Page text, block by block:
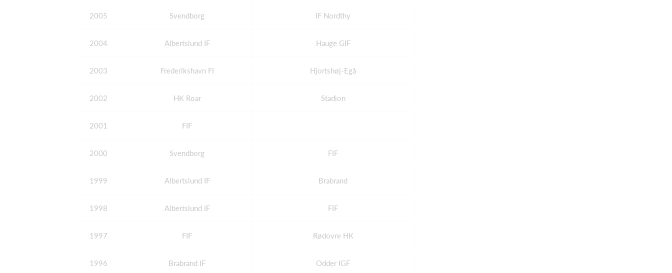
2005 Svendborg IF Nordthy
2004 Albertslund IF Hauge GIF
2003 Frederikshavn FI Hjortshøj-Egå
2002 HK Roar Stadion
2001 FIF
2000 Svendborg FIF
1999 Albertslund IF Brabrand
1998 Albertslund IF FIF
1997 FIF Rødovre HK
1996 Brabrand IF Odder IGF